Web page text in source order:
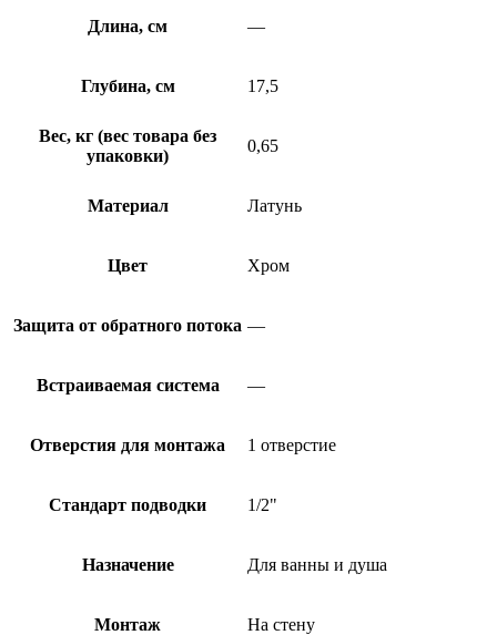
Длина, см —
Глубина, см 17,5
Вес, кг (вес товара без
упаковки)
0,65
Материал Латунь
Цвет Хром
Защита от обратного потока —
Встраиваемая система —
Отверстия для монтажа 1 отверстие
Стандарт подводки 1/2"
Назначение Для ванны и душа
Монтаж На стену